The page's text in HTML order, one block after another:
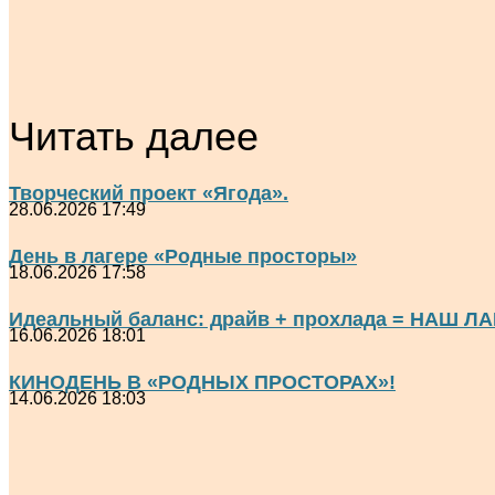
Читать далее
Творческий проект «Ягода».
28.06.2026 17:49
День в лагере «Родные просторы»
18.06.2026 17:58
Идеальный баланс: драйв + прохлада = НАШ
16.06.2026 18:01
КИНОДЕНЬ В «РОДНЫХ ПРОСТОРАХ»!
14.06.2026 18:03